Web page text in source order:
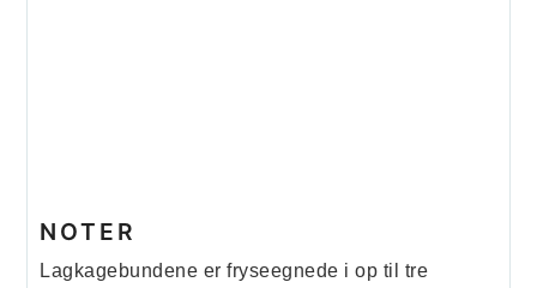
NOTER
Lagkagebundene er fryseegnede i op til tre